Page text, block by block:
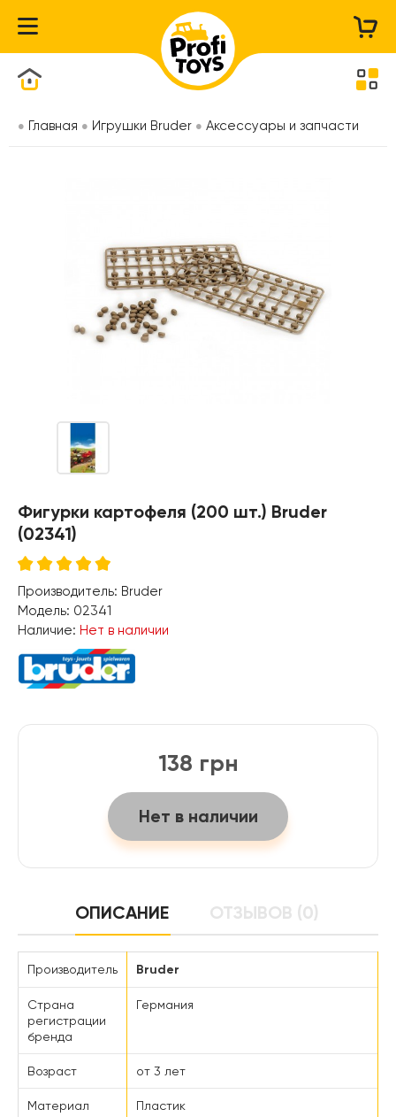
Главная Игрушки Bruder Аксессуары и запчасти
Фигурки картофеля (200 шт.) Bruder
(02341)
Производитель: Bruder
Модель: 02341
Наличие: Нет в наличии
138 грн
Нет в наличии
ОПИСАНИЕ ОТЗЫВОВ (0)
Производитель Bruder
Страна
регистрации
бренда
Германия
Возраст от 3 лет
Материал Пластик
Каталог товаров